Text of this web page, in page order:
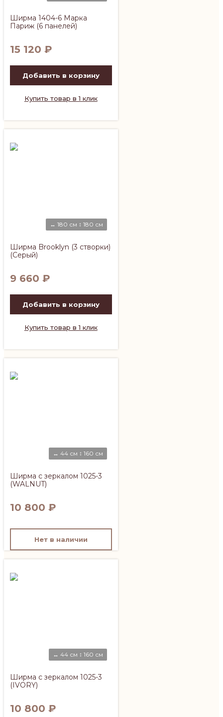
Ширма 1404-6 Марка
Париж (6 панелей)
15 120 ₽
Добавить в корзину
Купить товар в 1 клик
↔ 180 см ↕ 180 см
Ширма Brooklyn (3 створки)
(Серый)
9 660 ₽
Добавить в корзину
Купить товар в 1 клик
↔ 44 см ↕ 160 см
Ширма с зеркалом 1025-3
(WALNUT)
10 800 ₽
Нет в наличии
↔ 44 см ↕ 160 см
Ширма с зеркалом 1025-3
(IVORY)
10 800 ₽